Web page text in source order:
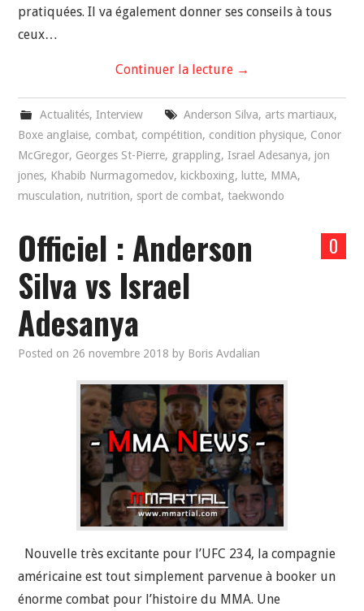
pratiquées. Il va également donner ses conseils à tous
ceux…
Continuer la lecture →
Actualités, Interview Anderson Silva, arts martiaux,
Boxe anglaise, combat, compétition, condition physique, Conor
McGregor, Georges St-Pierre, grappling,Israel Adesanya,jon
jones, Khabib Nurmagomedov, kickboxing, lutte, MMA,
musculation,nutrition, sport de combat, taekwondo
0
Officiel : Anderson
Silva vs Israel
Adesanya
Posted on 26 novembre 2018 by Boris Avdalian
Nouvelle très excitante pour l’UFC 234, la compagnie
américaine est tout simplement parvenue à booker un
énorme combat pour l’histoire du MMA. Une